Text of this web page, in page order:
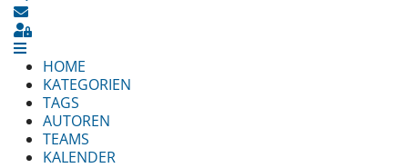
UPDATES ABONNIEREN
SIGN IN
HOME
KATEGORIEN
TAGS
AUTOREN
TEAMS
KALENDER